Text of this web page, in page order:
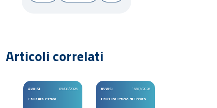
Articoli correlati
AVVISI
05/08/2026
Chiusura estiva
AVVISI
16/07/2026
Chiusura ufficio di Trento